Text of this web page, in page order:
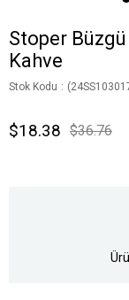
Stoper
Kahve
Stok Kodu
$36.76
$18.38